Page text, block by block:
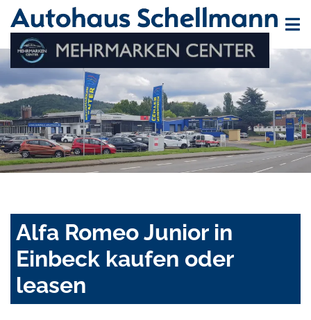
Alfa Romeo Junior in
Einbeck kaufen oder
leasen